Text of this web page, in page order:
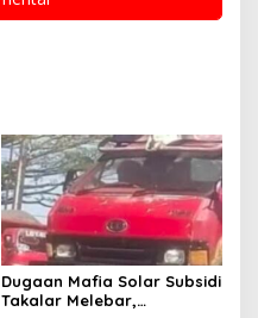
Dugaan Mafia Solar Subsidi
Takalar Melebar,